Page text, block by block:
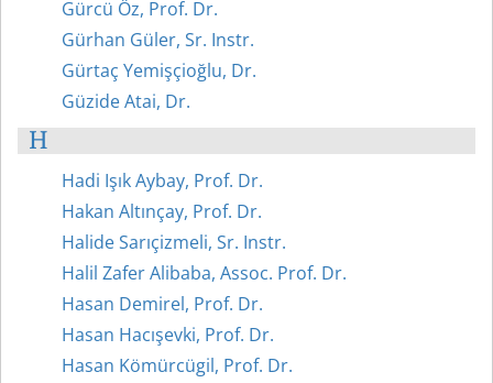
Gürcü Öz, Prof. Dr.
Gürhan Güler, Sr. Instr.
Gürtaç Yemişçioğlu, Dr.
Güzide Atai, Dr.
H
Hadi Işık Aybay, Prof. Dr.
Hakan Altınçay, Prof. Dr.
Halide Sarıçizmeli, Sr. Instr.
Halil Zafer Alibaba, Assoc. Prof. Dr.
Hasan Demirel, Prof. Dr.
Hasan Hacışevki, Prof. Dr.
Hasan Kömürcügil, Prof. Dr.